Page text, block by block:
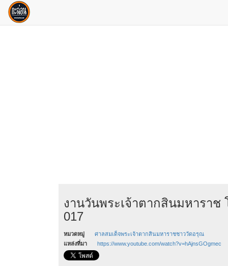
งานวันพระเจ้าตากสินมหารา
017
หมวดหมู่
ศาลสมเด็จพระเจ้าตากสินมหาราชชาววัดอรุณ
แหล่งที่มา
https://www.youtube.com/watch?v=hAjnsGOgmec